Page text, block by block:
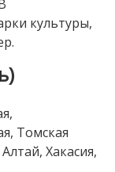
культуры,
Томская
Хакасия,